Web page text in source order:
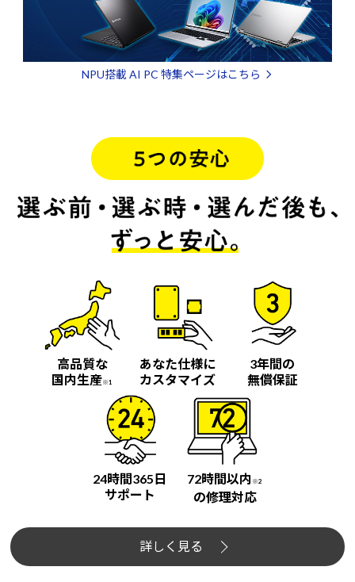
NPU搭載 AI PC 特集ページはこちら
高品質な
国内生産※1
あなた仕様に
カスタマイズ
3年間の
無償保証
24時間365日
サポート
72時間以内 ※2
の修理対応
詳しく見る